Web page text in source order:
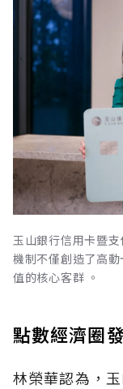
玉山銀行信用卡暨
機制不僅創造了高
值的核心客群 。
點數經濟圈
林榮華認為，